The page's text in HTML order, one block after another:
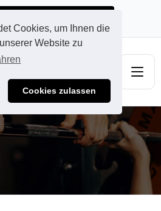
Cookies, um Ihnen die
Website zu
Cookies zulassen